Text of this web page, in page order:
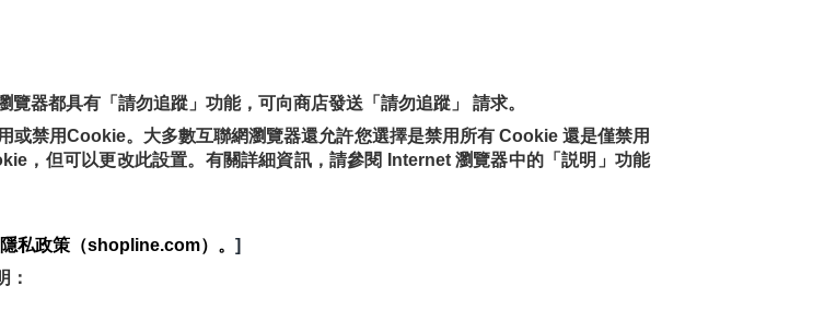
器都具有「請勿追蹤」功能，可向商店發送「請勿追蹤」 請求。
或禁用Cookie。大多數互聯網瀏覽器還允許您選擇是禁用所有 Cookie 還是僅禁用
，但可以更改此設置。有關詳細資訊，請參閱 Internet 瀏覽器中的「説明」功能
隱私政策（shopline.com）。 ]
：